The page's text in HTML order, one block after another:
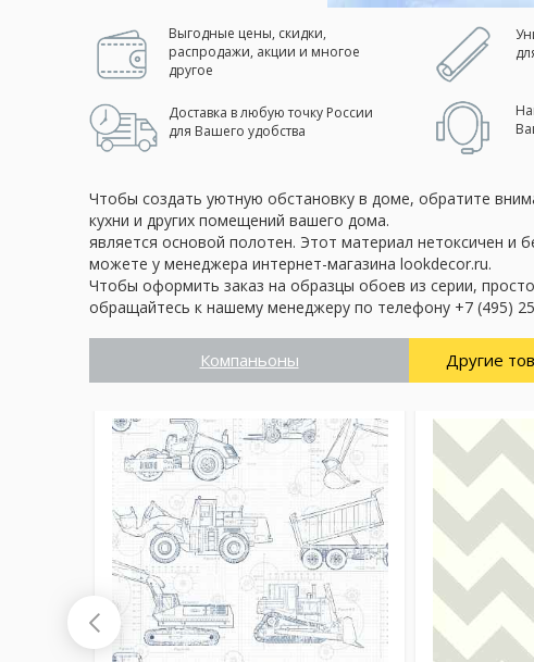
Выгодные цены, скидки,
распродажи, акции и многое
другое
Доставка в любую точку России
для Вашего удобства
Чтобы создать уютную обстановку в доме, обратите
кухни и других помещений вашего дома.
является основой полотен. Этот материал нетоксичен и
можете у менеджера интернет-магазина lookdecor.ru.
Чтобы оформить заказ на образцы обоев из серии,
обращайтесь к нашему менеджеру по телефону +7 (495)
Компаньоны Другие